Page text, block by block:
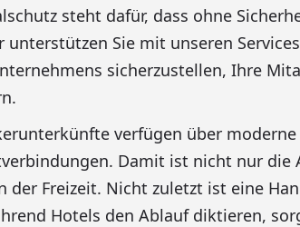
steht dafür, dass ohne
unterstützen Sie mit unseren
sicherzustellen, Ihre
verfügen über
Damit ist nicht nur die
der Freizeit. Nicht zuletzt ist eine
Hotels den Ablauf diktieren,